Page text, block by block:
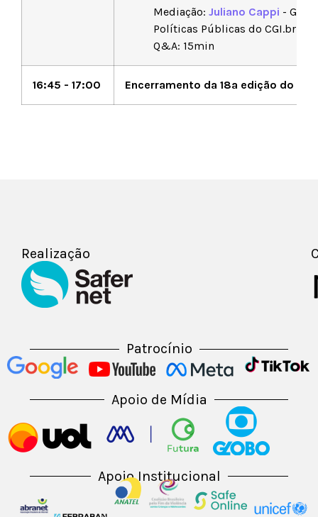
Mediação: Juliano Cappi -
Políticas Públicas do CGI.br
Q&A: 15min
16:45 - 17:00 Encerramento da 18a edição do
Realização
Patrocínio
Apoio de Mídia
Apoio Institucional